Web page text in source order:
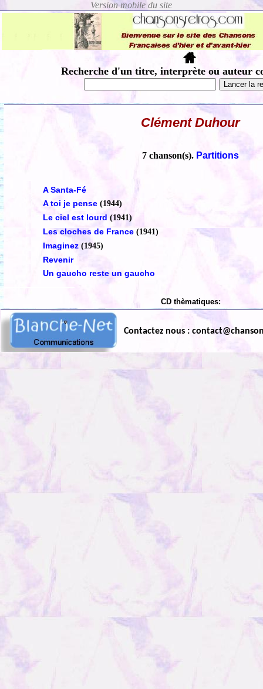
Recherche d'un titre, interprète ou auteur
Clément Duhour
7 chanson(s). Partitions
A Santa-Fé
A toi je pense (1944)
Le ciel est lourd (1941)
Les cloches de France (1941)
Imaginez (1945)
Revenir
Un gaucho reste un gaucho
CD thèmatiques:
Contactez nous :